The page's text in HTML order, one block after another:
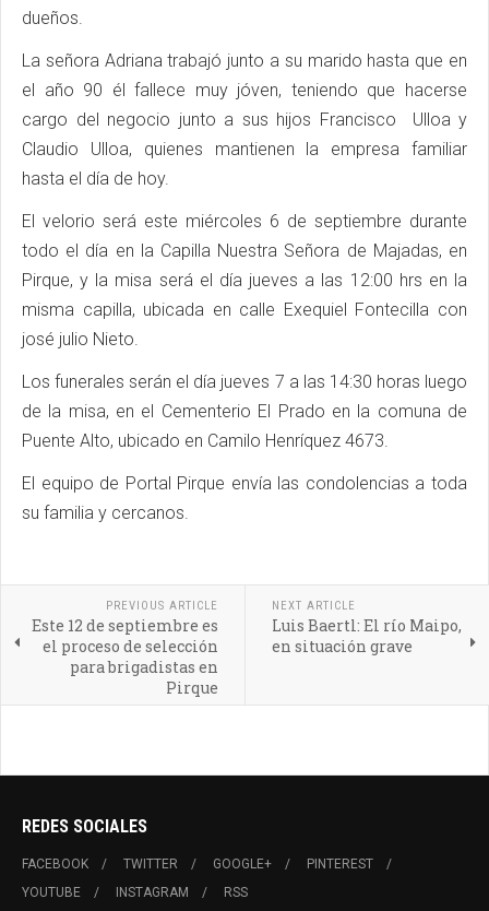
dueños.
La señora Adriana trabajó junto a su marido hasta que en
el año 90 él fallece muy jóven, teniendo que hacerse
cargo del negocio junto a sus hijos Francisco Ulloa y
Claudio Ulloa, quienes mantienen la empresa familiar
hasta el día de hoy.
El velorio será este miércoles 6 de septiembre durante
todo el día en la Capilla Nuestra Señora de Majadas, en
Pirque, y la misa será el día jueves a las 12:00 hrs en la
misma capilla, ubicada en calle Exequiel Fontecilla con
josé julio Nieto.
Los funerales serán el día jueves 7 a las 14:30 horas luego
de la misa, en el Cementerio El Prado en la comuna de
Puente Alto, ubicado en Camilo Henríquez 4673.
El equipo de Portal Pirque envía las condolencias a toda
su familia y cercanos.
PREVIOUS ARTICLE
Este 12 de septiembre es
el proceso de selección
para brigadistas en
Pirque
NEXT ARTICLE
Luis Baertl: El río Maipo,
en situación grave
REDES SOCIALES
FACEBOOK TWITTER GOOGLE+
PINTEREST
YOUTUBE
INSTAGRAM RSS